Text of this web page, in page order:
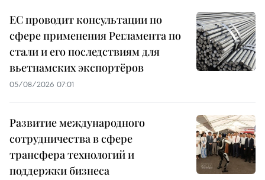
ЕС проводит консультации по
сфере применения Регламента по
стали и его последствиям для
вьетнамских экспортёров
05/08/2026 07:01
Развитие международного
сотрудничества в сфере
трансфера технологий и
поддержки бизнеса